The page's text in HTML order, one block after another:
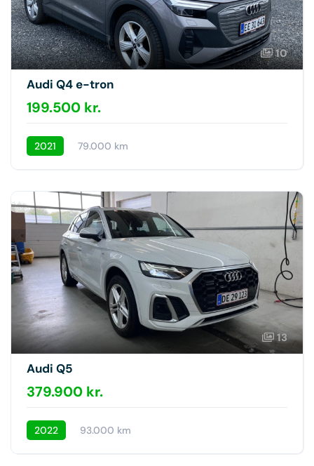
10
Audi Q4 e-tron
199.500 kr.
2021 79.000 km
13
Audi Q5
379.900 kr.
2022 93.000 km